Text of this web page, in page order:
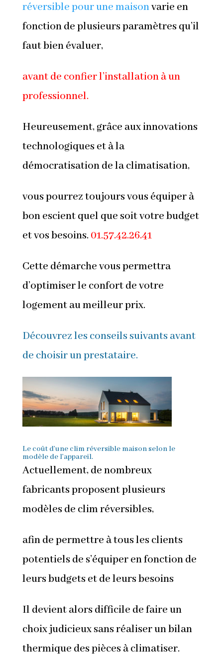
réversible pour une maisonvarie en
fonction de plusieurs paramètres qu’il
faut bien évaluer,
avant de confier l’installation à un
professionnel.
Heureusement, grâce aux innovations
technologiques et à la
démocratisation de la climatisation,
vous pourrez toujours vous équiper à
bon escient quel que soit votre budget
et vos besoins. 01.57.42.26.41
Cette démarche vous permettra
d’optimiser le confort de votre
logement au meilleur prix.
Découvrez les conseils suivants avant
de choisir un prestataire.
Le coût d’une clim réversible maison selon le
modèle de l’appareil.
Actuellement, de nombreux
fabricants proposent plusieurs
modèles de clim réversibles,
afin de permettre à tous les clients
potentiels de s’équiper en fonction de
leurs budgets et de leurs besoins
Il devient alors difficile de faire un
choix judicieux sans réaliser un bilan
thermique des pièces à climatiser.